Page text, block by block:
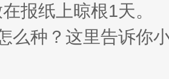
报纸上晾根1天。